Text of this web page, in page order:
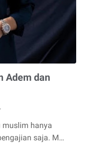
Adem dan
muslim hanya
saja. M…